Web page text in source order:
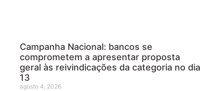
Campanha Nacional: bancos se
comprometem a apresentar proposta
geral às reivindicações da categoria no dia
13
agosto 4, 2026